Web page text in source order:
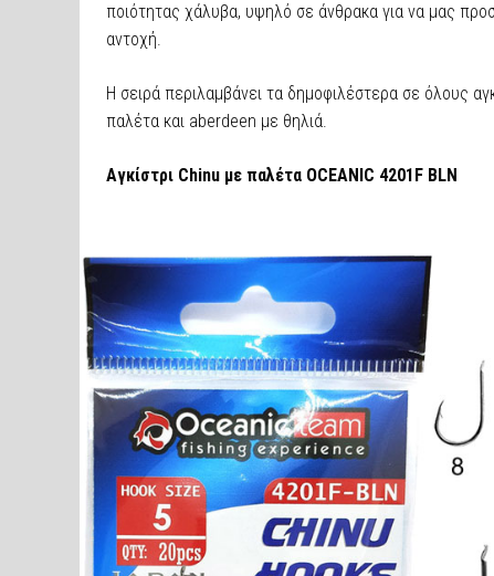
ποιότητας χάλυβα, υψηλό σε άνθρακα για να μας
αντοχή.
Η σειρά περιλαμβάνει τα δημοφιλέστερα σε όλους
παλέτα και aberdeen με θηλιά.
Αγκίστρι Chinu με παλέτα OCEANIC 4201F BLN